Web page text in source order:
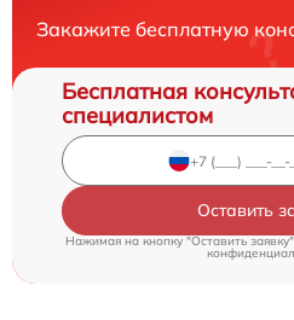
Закажите бесплатную
Бесплатная
специалистом
Оставить
Нажимая на кнопку "Оставить